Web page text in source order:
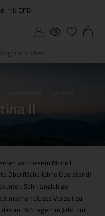
mit DPD
II
von diesem Modell
Oberfläche (ohne Überstand)
Sehr langlebige
machen dieses Vorzelt zu
an 365 Tagen im Jahr. Für